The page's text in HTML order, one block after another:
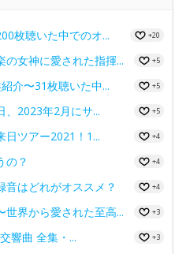
枚聴いた中でのオ... +20
女神に愛された指揮... +5
介〜31枚聴いた中... +5
、2023年2月にサ... +5
日ツアー2021！1... +4
の？ +4
はどれがオススメ？ +4
界から愛された至高... +3
響曲 全集・... +3